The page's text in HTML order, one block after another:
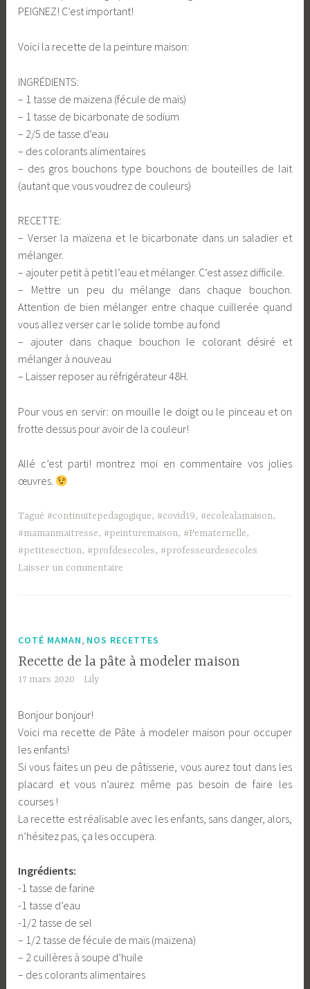
PEIGNEZ! C’est important!
Voici la recette de la peinture maison:
INGRÉDIENTS:
– 1 tasse de maïzena (fécule de maïs)
– 1 tasse de bicarbonate de sodium
– 2/5 de tasse d’eau
– des colorants alimentaires
– des gros bouchons type bouchons de bouteilles de lait
(autant que vous voudrez de couleurs)
RECETTE:
– Verser la maïzena et le bicarbonate dans un saladier et
mélanger.
– ajouter petit à petit l’eau et mélanger. C’est assez difficile.
– Mettre un peu du mélange dans chaque bouchon.
Attention de bien mélanger entre chaque cuillerée quand
vous allez verser car le solide tombe au fond
– ajouter dans chaque bouchon le colorant désiré et
mélanger à nouveau
– Laisser reposer au réfrigérateur 48H.
Pour vous en servir: on mouille le doigt ou le pinceau et on
frotte dessus pour avoir de la couleur!
Allé c’est parti! montrez moi en commentaire vos jolies
œuvres.
Tagué #continuitepedagogique, #covid19, #ecolealamaison,
#mamanmaitresse, #peinturemaison, #Pematernelle,
#petitesection, #profdesecoles, #professeurdesecoles
Laisser un commentaire
COTÉ MAMAN NOS RECETTES
Recette de la pâte à modeler maison
17 mars 2020 Lily
Bonjour bonjour!
Voici ma recette de Pâte à modeler maison pour occuper
les enfants!
Si vous faites un peu de pâtisserie, vous aurez tout dans les
placard et vous n’aurez même pas besoin de faire les
courses !
La recette est réalisable avec les enfants, sans danger, alors,
n’hésitez pas, ça les occupera.
Ingrédients:
-1 tasse de farine
-1 tasse d’eau
-1/2 tasse de sel
– 1/2 tasse de fécule de maïs (maïzena)
– 2 cuillères à soupe d’huile
– des colorants alimentaires